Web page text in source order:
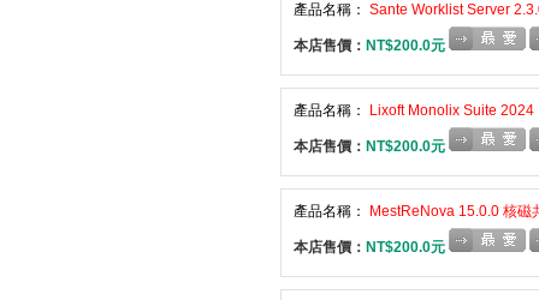
產品名稱： Sante Worklist Server
本店售價： NT$200.0元
產品名稱： Lixoft Monolix Suite
本店售價： NT$200.0元
產品名稱： MestReNova 15.0.0 核
本店售價： NT$200.0元